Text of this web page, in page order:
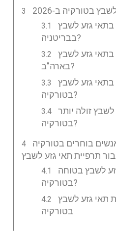
בטורקיה ב-2026
גזע לשבץ
בבריטניה?
גזע לשבץ
בארה"ב?
גזע לשבץ
בטורקיה?
זולה יותר
בטורקיה?
בוחרים בטורקיה
לשבץ בטוחה
בטורקיה?
תאי גזע לשבץ
בטורקיה